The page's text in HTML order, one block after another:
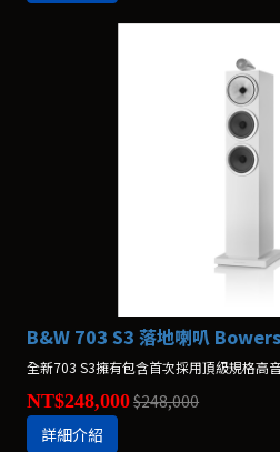
B&W 703 S3 落地喇叭
NT$248,000$248,000
詳細介紹